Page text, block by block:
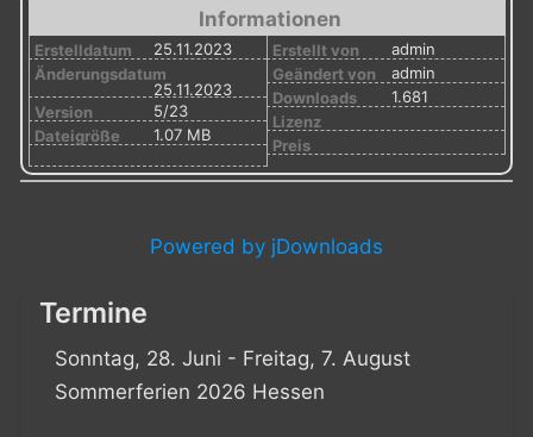
Informationen
Erstelldatum
25.11.2023
Änderungsdatum
25.11.2023
Version
5/23
Dateigröße
1.07 MB
Erstellt von
admin
Geändert von
admin
Downloads
1.681
Lizenz
Preis
Powered by jDownloads
Termine
Sonntag, 28. Juni - Freitag, 7. August
Sommerferien 2026 Hessen